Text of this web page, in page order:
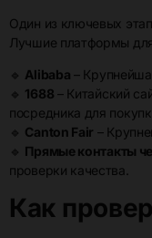
Один из ключевых
Лучшие платформы
🔹 Alibaba –
🔹 1688 – Китайский
посредника для
🔹 Canton Fair –
🔹 Прямые контакты
проверки качества.
Как